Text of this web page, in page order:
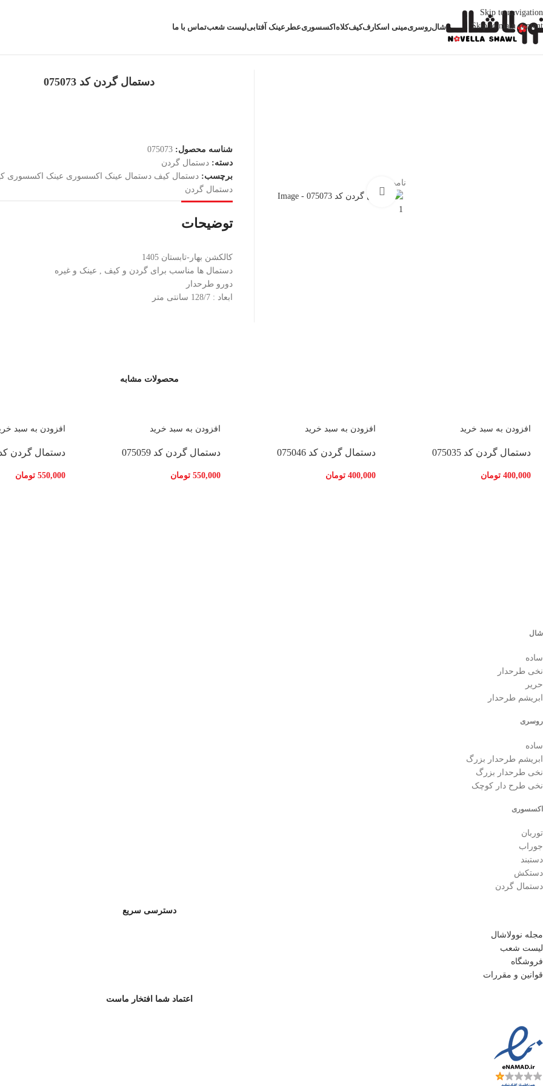
Skip to navigation
Skip to main content
شالروسریمینی اسکارفکیفکلاه اکسسوریعطر عینک آفتابیلیست شعبتماس با ما
ناموجود
بزرگنمایی تصویر
دستمال گردن کد 075073
شناسه محصول:075073
دسته: دستمال گردن
برچسب: دستمال کیف دستمال عینک اکسسوری عینک اکسسوری
دستمال گردن
توضیحات
کالکشن بهار-تابستان 1405
دستمال ها مناسب برای گردن و کیف , عینک و غیره
دورو طرحدار
ابعاد : 128/7 سانتی متر
محصولات مشابه
افزودن به سبد خرید
دستمال گردن کد 075035
400,000 تومان
افزودن به سبد خرید
دستمال گردن کد 075046
400,000 تومان
افزودن به سبد خرید
دستمال گردن کد 075059
550,000 تومان
افزودن به سبد
دستمال گردن کد
550,000 تومان
شال
ساده
نخی طرحدار
حریر
ابریشم طرحدار
روسری
ساده
ابریشم طرحدار بزرگ
نخی طرحدار بزرگ
نخی طرح دار کوچک
اکسسوری
توربان
جوراب
دستبند
دستکش
دستمال گردن
دسترسی سریع
مجله نوولاشال
لیست شعب
فروشگاه
قوانین و مقررات
اعتماد شما افتخار ماست